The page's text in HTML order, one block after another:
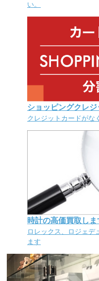
い。
ショッピングクレジ
クレジットカードがな
時計の高価買取しま
ロレックス、ロジェデ
ます